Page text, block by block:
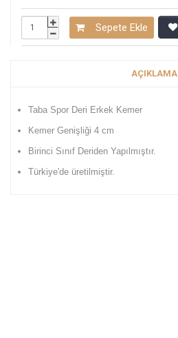
Sepete Ekle
AÇIKLAMA
Taba Spor Deri Erkek Kemer
Kemer Genişliği 4 cm
Birinci Sınıf Deriden Yapılmıştır.
Türkiye'de üretilmiştir.